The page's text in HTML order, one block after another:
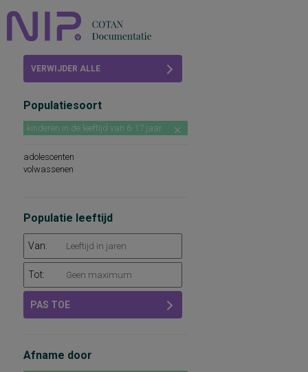
VERWIJDER ALLE
Populatiesoort
kinderen in de leeftijd van 6-17 jaar
adolescenten
volwassenen
Populatie leeftijd
Van:
Tot:
PAS TOE
Afname door